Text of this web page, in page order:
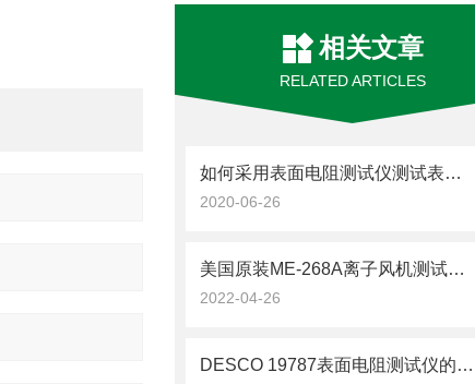
相关文章
RELATED ARTICLES
如何采用表面电阻测试仪测试表面电阻？
2020-06-26
美国原装ME-268A离子风机测试仪常用于测试离子风机的除静电效果
2022-04-26
DESCO 19787表面电阻测试仪的故障现象及排除方法